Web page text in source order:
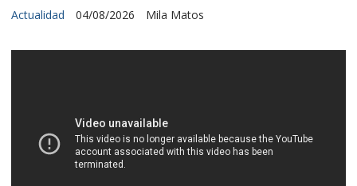
Mila Matos
Actualidad 04/08/2026